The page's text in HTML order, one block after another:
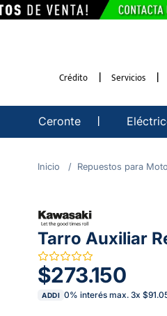
Crédito Servicios
Ceronte
Repuestos para
Tarro Auxiliar
$273.150
ADDI 0% interés max. 3x